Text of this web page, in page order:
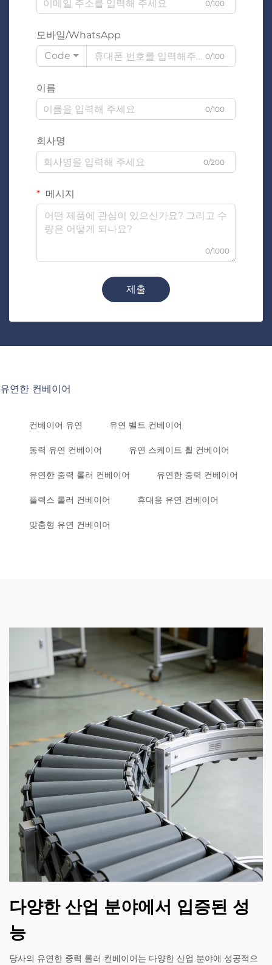
0/100
모바일/WhatsApp
Code
0/100
이름
0/100
회사명
0/200
메시지
0/1000
제출
유연한 컨베이어
컨베이어 유연 유연 벨트 컨베이어
동력 유연 컨베이어 유연 스케이트 휠 컨베이어
유연한 중력 롤러 컨베이어 유연한 중력 컨베이어
플렉스 롤러 컨베이어 휴대용 유연 컨베이어
맞춤형 유연 컨베이어
다양한 산업 분야에서 입증된 성
능
당사의 유연한 중력 롤러 컨베이어는 다양한 산업 분야에 성공적으